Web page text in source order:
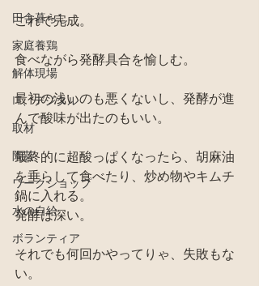
田舎暮らし
家庭養鶏
解体現場
IT、デジタル
取材
陶芸
ワークショップ
水の自給
ボランティア
これで完成。
食べながら発酵具合を愉しむ。
最初の浅いのも悪くないし、発酵が進
んで酸味が出たのもいい。
最終的に超酸っぱくなったら、胡麻油
を垂らして食べたり、炒め物やキムチ
鍋に入れる。
発酵は深い。
それでも何回かやってりゃ、失敗もな
い。